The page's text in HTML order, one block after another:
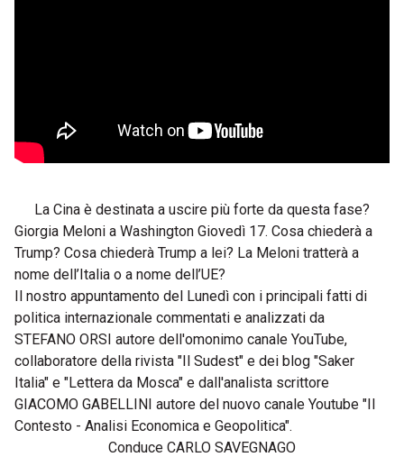
La Cina è destinata a uscire più forte da questa fase?
Giorgia Meloni a Washington Giovedì 17. Cosa chiederà a
Trump? Cosa chiederà Trump a lei? La Meloni tratterà a
nome dell’Italia o a nome dell’UE?
Il nostro appuntamento del Lunedì con i principali fatti di
politica internazionale commentati e analizzati da
STEFANO ORSI autore dell'omonimo canale YouTube,
collaboratore della rivista "Il Sudest" e dei blog "Saker
Italia" e "Lettera da Mosca" e dall'analista scrittore
GIACOMO GABELLINI autore del nuovo canale Youtube "Il
Contesto - Analisi Economica e Geopolitica".
Conduce CARLO SAVEGNAGO